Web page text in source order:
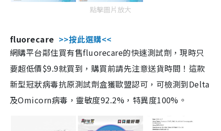
點擊圖片放大
fluorecare >>按此選購<<
網購平台鄰住買有售fluorecare的快速測試劑，現時只
要超低價$9.9就買到，購買前請先注意送貨時間！這款
新型冠狀病毒抗原測試劑盒獲歐盟認可，可檢測到Delta
及Omicorn病毒，靈敏度92.2%，特異度100%。